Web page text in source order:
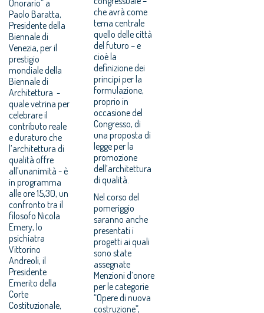
Onorario” a
Paolo Baratta,
Presidente della
Biennale di
Venezia, per il
prestigio
mondiale della
Biennale di
Architettura -
quale vetrina per
celebrare il
contributo reale
e duraturo che
l’architettura di
qualità offre
all’unanimità - è
in programma
alle ore 15,30, un
confronto tra il
filosofo Nicola
Emery, lo
psichiatra
Vittorino
Andreoli, il
Presidente
Emerito della
Corte
Costituzionale,
che avrà come
tema centrale
quello delle città
del futuro – e
cioè la
definizione dei
principi per la
formulazione,
proprio in
occasione del
Congresso, di
una proposta di
legge per la
promozione
dell’architettura
di qualità.
Nel corso del
pomeriggio
saranno anche
presentati i
progetti ai quali
sono state
assegnate
Menzioni d’onore
per le categorie
“Opere di nuova
costruzione”,